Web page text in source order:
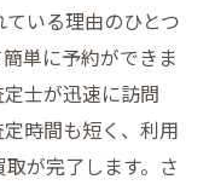
いる理由のひとつ
単に予約ができま
士が迅速に訪問
時間も短く、利用
が完了します。さ